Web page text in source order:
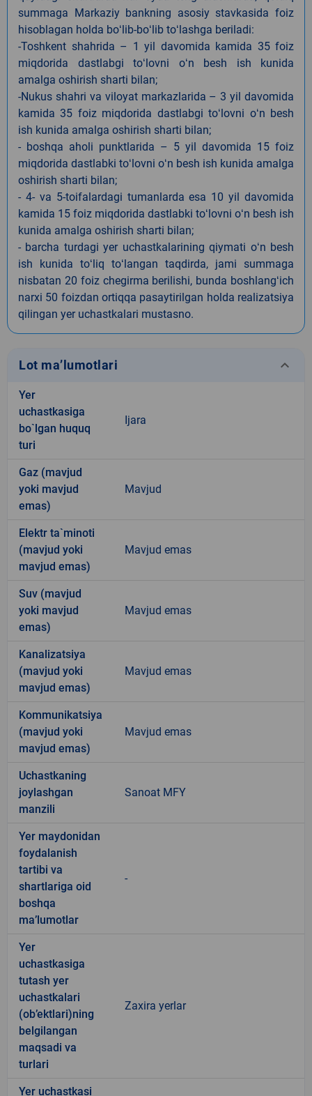
summaga Markaziy bankning asosiy stavkasida foiz
hisoblagan holda boʻlib-boʻlib toʻlashga beriladi:
-Toshkent shahrida – 1 yil davomida kamida 35 foiz
miqdorida dastlabgi toʻlovni oʻn besh ish kunida
amalga oshirish sharti bilan;
-Nukus shahri va viloyat markazlarida – 3 yil davomida
kamida 35 foiz miqdorida dastlabgi toʻlovni oʻn besh
ish kunida amalga oshirish sharti bilan;
- boshqa aholi punktlarida – 5 yil davomida 15 foiz
miqdorida dastlabki toʻlovni oʻn besh ish kunida amalga
oshirish sharti bilan;
- 4- va 5-toifalardagi tumanlarda esa 10 yil davomida
kamida 15 foiz miqdorida dastlabki toʻlovni oʻn besh ish
kunida amalga oshirish sharti bilan;
- barcha turdagi yer uchastkalarining qiymati oʻn besh
ish kunida toʻliq toʻlangan taqdirda, jami summaga
nisbatan 20 foiz chegirma berilishi, bunda boshlangʻich
narxi 50 foizdan ortiqqa pasaytirilgan holda realizatsiya
qilingan yer uchastkalari mustasno.
Lot ma’lumotlari keyboard_arrow_down
Yer
uchastkasiga
bo`lgan huquq
turi
Ijara
Gaz (mavjud
yoki mavjud
emas)
Mavjud
Elektr ta`minoti
(mavjud yoki
mavjud emas)
Mavjud emas
Suv (mavjud
yoki mavjud
emas)
Mavjud emas
Kanalizatsiya
(mavjud yoki
mavjud emas)
Mavjud emas
Kommunikatsiya
(mavjud yoki
mavjud emas)
Mavjud emas
Uchastkaning
joylashgan
manzili
Sanoat MFY
Yer maydonidan
foydalanish
tartibi va
shartlariga oid
boshqa
ma’lumotlar
-
Yer
uchastkasiga
tutash yer
uchastkalari
(ob’ektlari)ning
belgilangan
maqsadi va
turlari
Zaxira yerlar
Yer uchastkasi